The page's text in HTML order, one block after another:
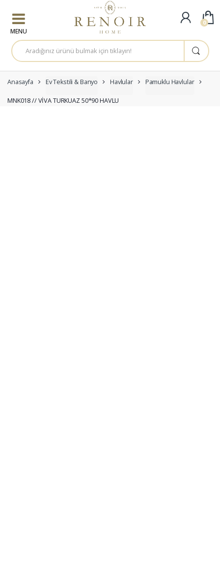
A
r
a
a
:
Anasayfa Ev Tekstili & Banyo Havlular Pamuklu Havlular
MNK018 // VİVA TURKUAZ 50*90 HAVLU
0